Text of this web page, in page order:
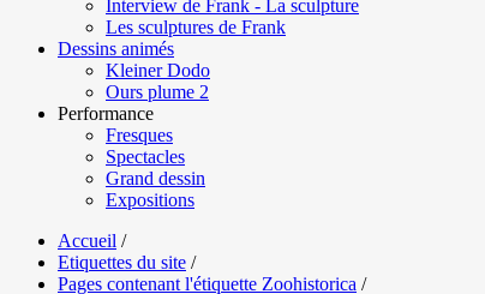
Interview de Frank - La sculpture
Les sculptures de Frank
Dessins animés
Kleiner Dodo
Ours plume 2
Performance
Fresques
Spectacles
Grand dessin
Expositions
Accueil /
Etiquettes du site /
Pages contenant l'étiquette Zoohistorica /